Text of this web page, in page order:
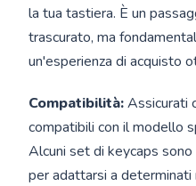
la tua tastiera. È un
trascurato, ma
un'esperienza di acquisto
Compatibilità:Assicurati
compatibili con il modello
Alcuni set di keycaps
per adattarsi a